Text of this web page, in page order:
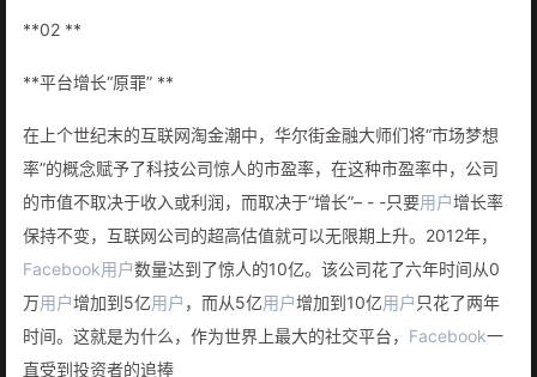
**02 **
**平台增长“原罪” **
在上个世纪末的互联网淘金潮中，华尔街金融大师们将“市场梦想
率”的概念赋予了科技公司惊人的市盈率，在这种市盈率中，公司
的市值不取决于收入或利润，而取决于“增长”– - -只要用户增长率
保持不变，互联网公司的超高估值就可以无限期上升。2012年，
Facebook用户数量达到了惊人的10亿。该公司花了六年时间从0
万用户增加到5亿用户 ，而从5亿用户增加到10亿用户 只花了两年
时间。这就是为什么，作为世界上最大的社交平台， Facebook一
直受到投资者的追捧